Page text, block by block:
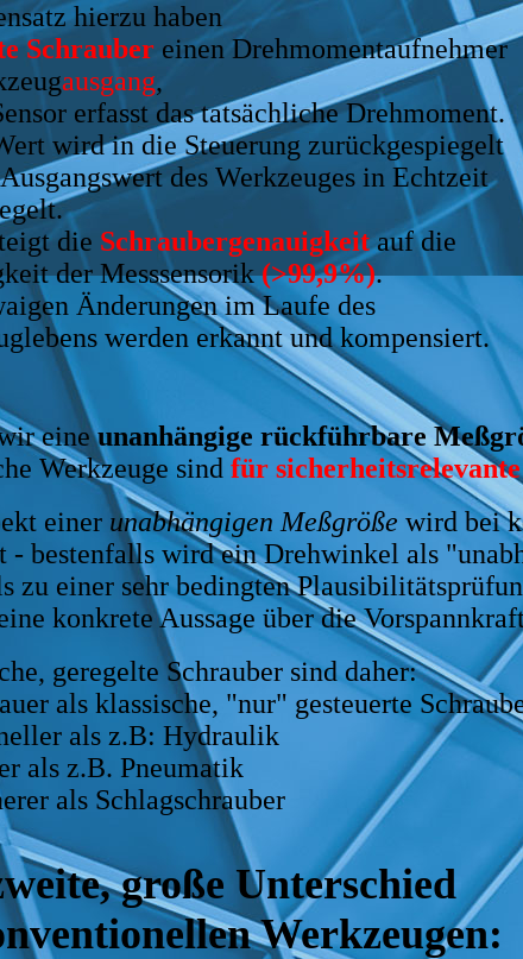
hierzu haben
Schrauber einen Drehmomentaufnehmer
ausgang,
erfasst das tatsächliche Drehmoment.
wird in die Steuerung zurückgespiegelt
des Werkzeuges in Echtzeit
die Schraubergenauigkeitauf die
der Messsensorik(>99,9%).
Änderungen im Laufe des
werden erkannt und kompensiert.
eineunanhängige rückführbare
Werkzeuge sindfür
einer unabhängigen Meßgröße wird bei
- bestenfalls wird ein Drehwinkel als
zu einer sehr bedingten
konkrete Aussage über die
geregelte Schrauber sind daher:
als klassische, "nur" gesteuerte
als z.B: Hydraulik
als z.B. Pneumatik
als Schlagschrauber
große Unterschied
Werkzeugen: